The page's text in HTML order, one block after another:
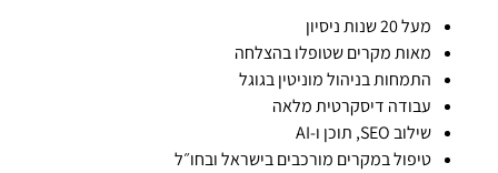
מעל 20 שנות ניסיון
מאות מקרים שטופלו בהצלחה
התמחות בניהול מוניטין בגוגל
עבודה דיסקרטית מלאה
שילוב SEO, תוכן ו-AI
טיפול במקרים מורכבים בישראל ובחו״ל